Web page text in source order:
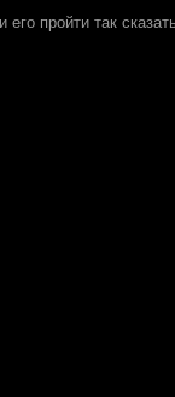
пройти так